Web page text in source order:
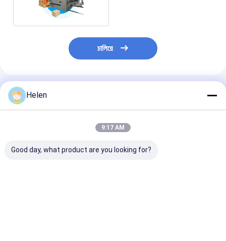
চালিয়ে
প্রস্তাবিত পণ্য
Helen
9:17 AM
Good day, what product are you looking for?